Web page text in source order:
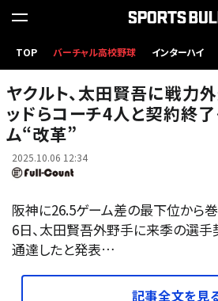
TOP バーチャル高校野球 インターハイ
ヤクルト・嶋基宏ヘッドコーチ（左）と太田賢吾【写真：小
ヤクルト、太田賢吾に戦
ッドらコーチ4人と契約終
ム“改革”
2025.10.06 12:34
阪神に26.5ゲーム差の最下位から
6日、太田賢吾外野手に来季の選
通達したと発表…
記事全文を見